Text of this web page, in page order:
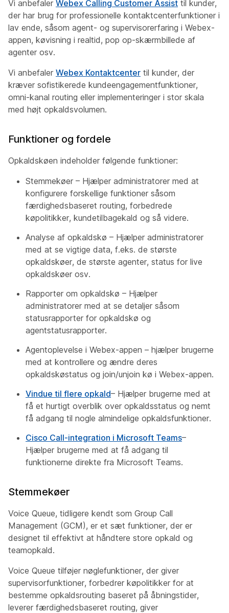
Vi anbefaler Webex Calling Customer Assist til kunder,
der har brug for professionelle kontaktcenterfunktioner i
lav ende, såsom agent- og supervisorerfaring i Webex-
appen, køvisning i realtid, pop op-skærmbillede af
agenter osv.
Vi anbefaler Webex Kontaktcenter til kunder, der
kræver sofistikerede kundeengagementfunktioner,
omni-kanal routing eller implementeringer i stor skala
med højt opkaldsvolumen.
Funktioner og fordele
Opkaldskøen indeholder følgende funktioner:
Stemmekøer – Hjælper administratorer med at
konfigurere forskellige funktioner såsom
færdighedsbaseret routing, forbedrede
køpolitikker, kundetilbagekald og så videre.
Analyse af opkaldskø – Hjælper administratorer
med at se vigtige data, f.eks. de største
opkaldskøer, de største agenter, status for live
opkaldskøer osv.
Rapporter om opkaldskø – Hjælper
administratorer med at se detaljer såsom
statusrapporter for opkaldskø og
agentstatusrapporter.
Agentoplevelse i Webex-appen – hjælper brugerne
med at kontrollere og ændre deres
opkaldskøstatus og join/unjoin kø i Webex-appen.
Vindue til flere opkald– Hjælper brugerne med at
få et hurtigt overblik over opkaldsstatus og nemt
få adgang til nogle almindelige opkaldsfunktioner.
Cisco Call-integration i Microsoft Teams–
Hjælper brugerne med at få adgang til
funktionerne direkte fra Microsoft Teams.
Stemmekøer
Voice Queue, tidligere kendt som Group Call
Management (GCM), er et sæt funktioner, der er
designet til effektivt at håndtere store opkald og
teamopkald.
Voice Queue tilføjer nøglefunktioner, der giver
supervisorfunktioner, forbedrer køpolitikker for at
bestemme opkaldsrouting baseret på åbningstider,
leverer færdighedsbaseret routing, giver